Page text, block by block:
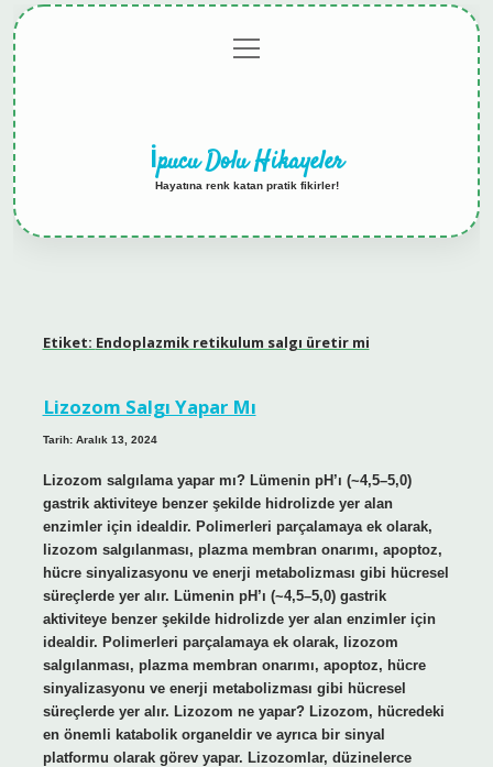
menüyü
aç
İpucu Dolu Hikayeler
Hayatına renk katan pratik fikirler!
Etiket: Endoplazmik retikulum salgı üretir mi
Lizozom Salgı Yapar Mı
Tarih: Aralık 13, 2024
Lizozom salgılama yapar mı? Lümenin pH’ı (~4,5–5,0)
gastrik aktiviteye benzer şekilde hidrolizde yer alan
enzimler için idealdir. Polimerleri parçalamaya ek olarak,
lizozom salgılanması, plazma membran onarımı, apoptoz,
hücre sinyalizasyonu ve enerji metabolizması gibi hücresel
süreçlerde yer alır. Lümenin pH’ı (~4,5–5,0) gastrik
aktiviteye benzer şekilde hidrolizde yer alan enzimler için
idealdir. Polimerleri parçalamaya ek olarak, lizozom
salgılanması, plazma membran onarımı, apoptoz, hücre
sinyalizasyonu ve enerji metabolizması gibi hücresel
süreçlerde yer alır. Lizozom ne yapar? Lizozom, hücredeki
en önemli katabolik organeldir ve ayrıca bir sinyal
platformu olarak görev yapar. Lizozomlar, düzinelerce